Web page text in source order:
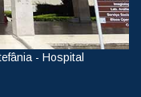
- Hospital